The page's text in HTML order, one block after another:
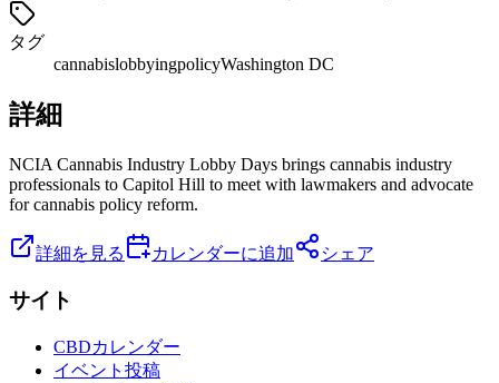
タグ
cannabislobbyingpolicyWashington DC
詳細
NCIA Cannabis Industry Lobby Days brings cannabis industry
professionals to Capitol Hill to meet with lawmakers and advocate
for cannabis policy reform.
詳細を見る カレンダーに追加 シェア
サイト
CBDカレンダー
イベント投稿